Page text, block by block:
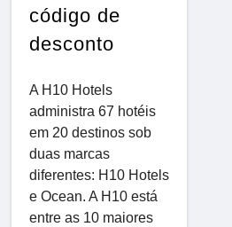
código de
desconto
A H10 Hotels
administra 67 hotéis
em 20 destinos sob
duas marcas
diferentes: H10 Hotels
e Ocean. A H10 está
entre as 10 maiores